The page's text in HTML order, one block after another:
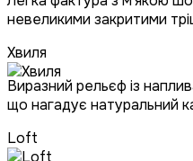
невеликими закритими
Хвиля
Виразний рельєф із
що нагадує натуральний
Loft